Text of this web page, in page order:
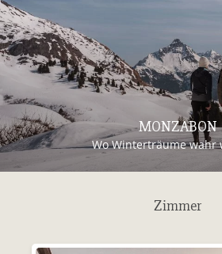
MONZABON
Wo Winterträume wahr
Zimmer